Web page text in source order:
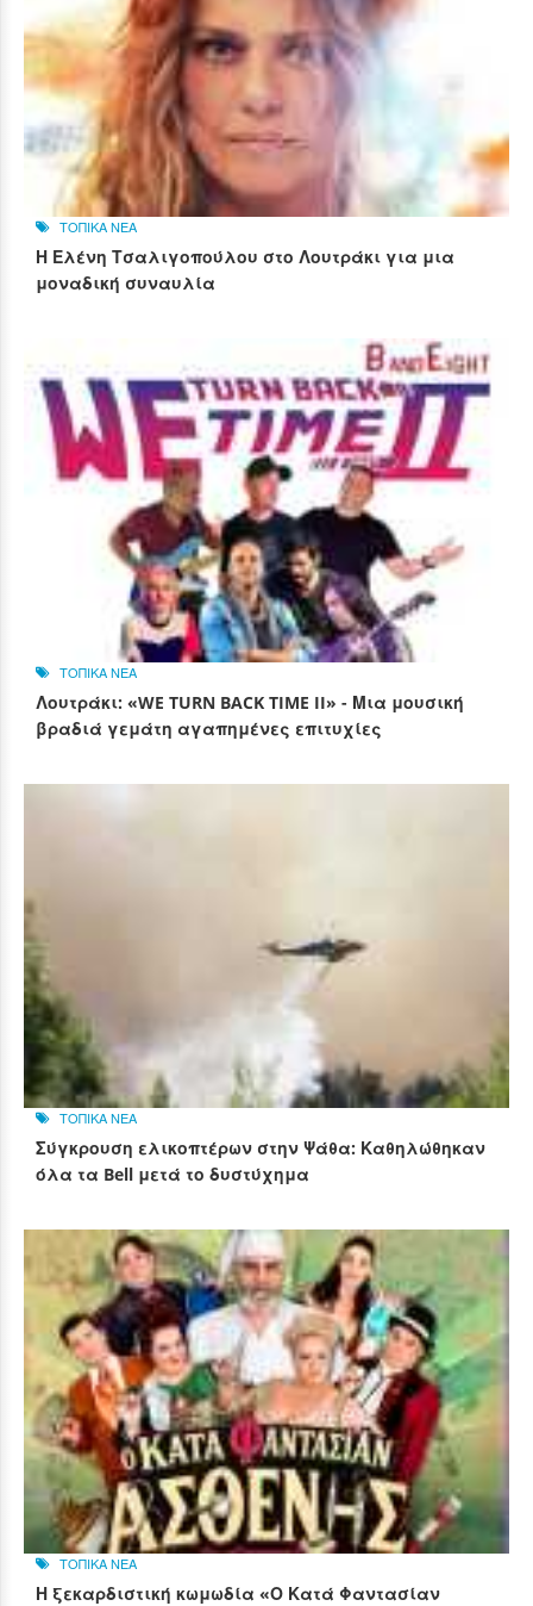
ΤΟΠΙΚΑ ΝΕΑ
Η Ελένη Τσαλιγοπούλου στο Λουτράκι για μια
μοναδική συναυλία
ΤΟΠΙΚΑ ΝΕΑ
Λουτράκι: «WE TURN BACK TIME II» - Μια μουσική
βραδιά γεμάτη αγαπημένες επιτυχίες
ΤΟΠΙΚΑ ΝΕΑ
Σύγκρουση ελικοπτέρων στην Ψάθα: Καθηλώθηκαν
όλα τα Bell μετά το δυστύχημα
ΤΟΠΙΚΑ ΝΕΑ
Η ξεκαρδιστική κωμωδία «Ο Κατά Φαντασίαν